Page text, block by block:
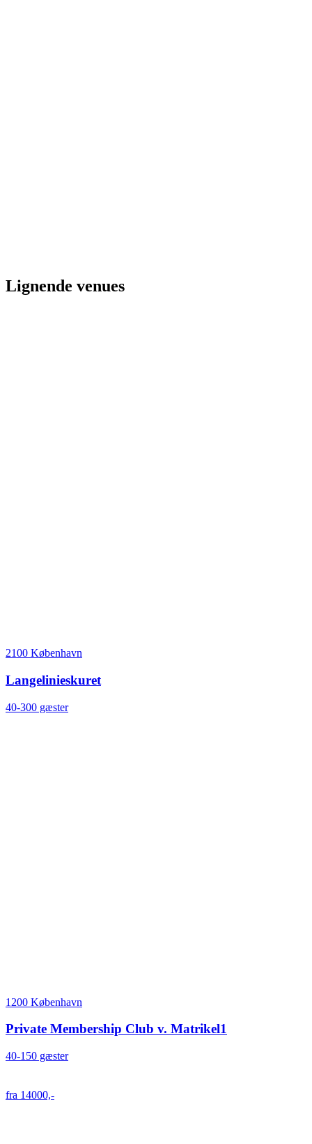
Lignende venues
2100 København
Langelinieskuret
40-300 gæster
1200 København
Private Membership Club v. Matrikel1
40-150 gæster
fra 14000,-